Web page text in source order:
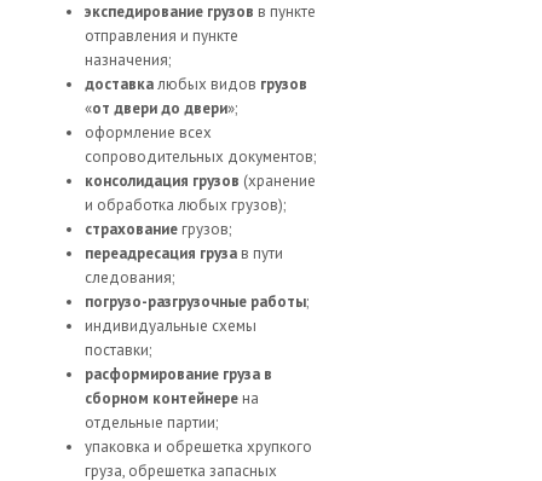
экспедирование грузов в пункте
отправления и пункте
назначения;
доставкалюбых видов грузов
«от двери до двери»;
оформление всех
сопроводительных документов;
консолидация грузов (хранение
и обработка любых грузов);
страхование грузов;
переадресация груза в пути
следования;
погрузо-разгрузочные работы;
индивидуальные схемы
поставки;
расформирование груза в
сборном контейнере на
отдельные партии;
упаковка и обрешетка хрупкого
груза, обрешетка запасных